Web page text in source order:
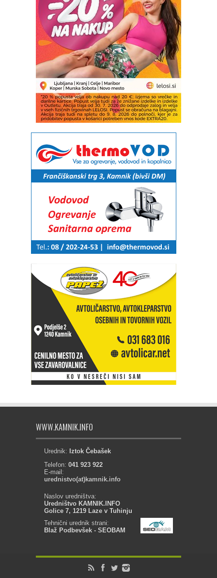
WWW.KAMNIK.INFO
Urednik: Iztok Čebašek
Telefon: 041 923 922
E-mail:
urednistvo(at)kamnik.info
Naslov uredništva:
Uredništvo KAMNIK.INFO
Golice 7, 1219 Laze v Tuhinju
Tehnični urednik strani:
Blaž Podbevšek - SEOBAM